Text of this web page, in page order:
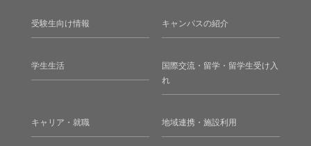
受験生向け情報 キャンパスの紹介
学生生活
国際交流・留学・留学生受け入
れ
キャリア・就職 地域連携・施設利用